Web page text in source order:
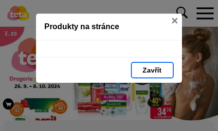
Produkty na stránce ×
Zavřít